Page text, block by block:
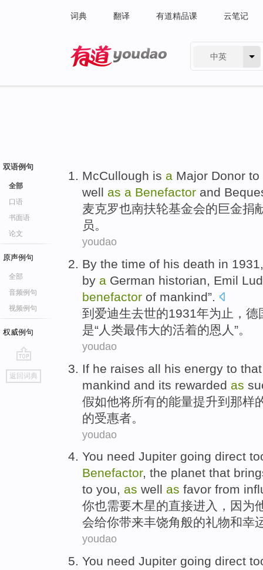
词典 翻译 有道精品课 云笔记
中英
双语例句
全部
口语
书面语
论文
原声例句
全部
音频例句
视频例句
权威例句
go
top
返回词典
McCullough is a Major Donor to
well as a Benefactor and
麦克罗也南扶轮基金会的巨金捐
员。
youdao
By the time of his death in
by a German historian, Emil
benefactor of mankind”.
到 爱迪生去世的1931年为止， 德
是“人类最伟大的活着的恩人 ”。
youdao
If he raises all his energy to that
mankind and its rewarded as
假如他将所有的能量提升到 那样
的受惠者。
youdao
You need Jupiter going direct
Benefactor, the planet that
to you, as well as favor from
你也需要木星的直接进入 ， 因为
会给你带来丰饶角般的礼物和幸
youdao
You need Jupiter going direct